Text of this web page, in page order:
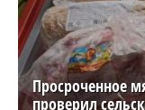
Просроченное
проверил